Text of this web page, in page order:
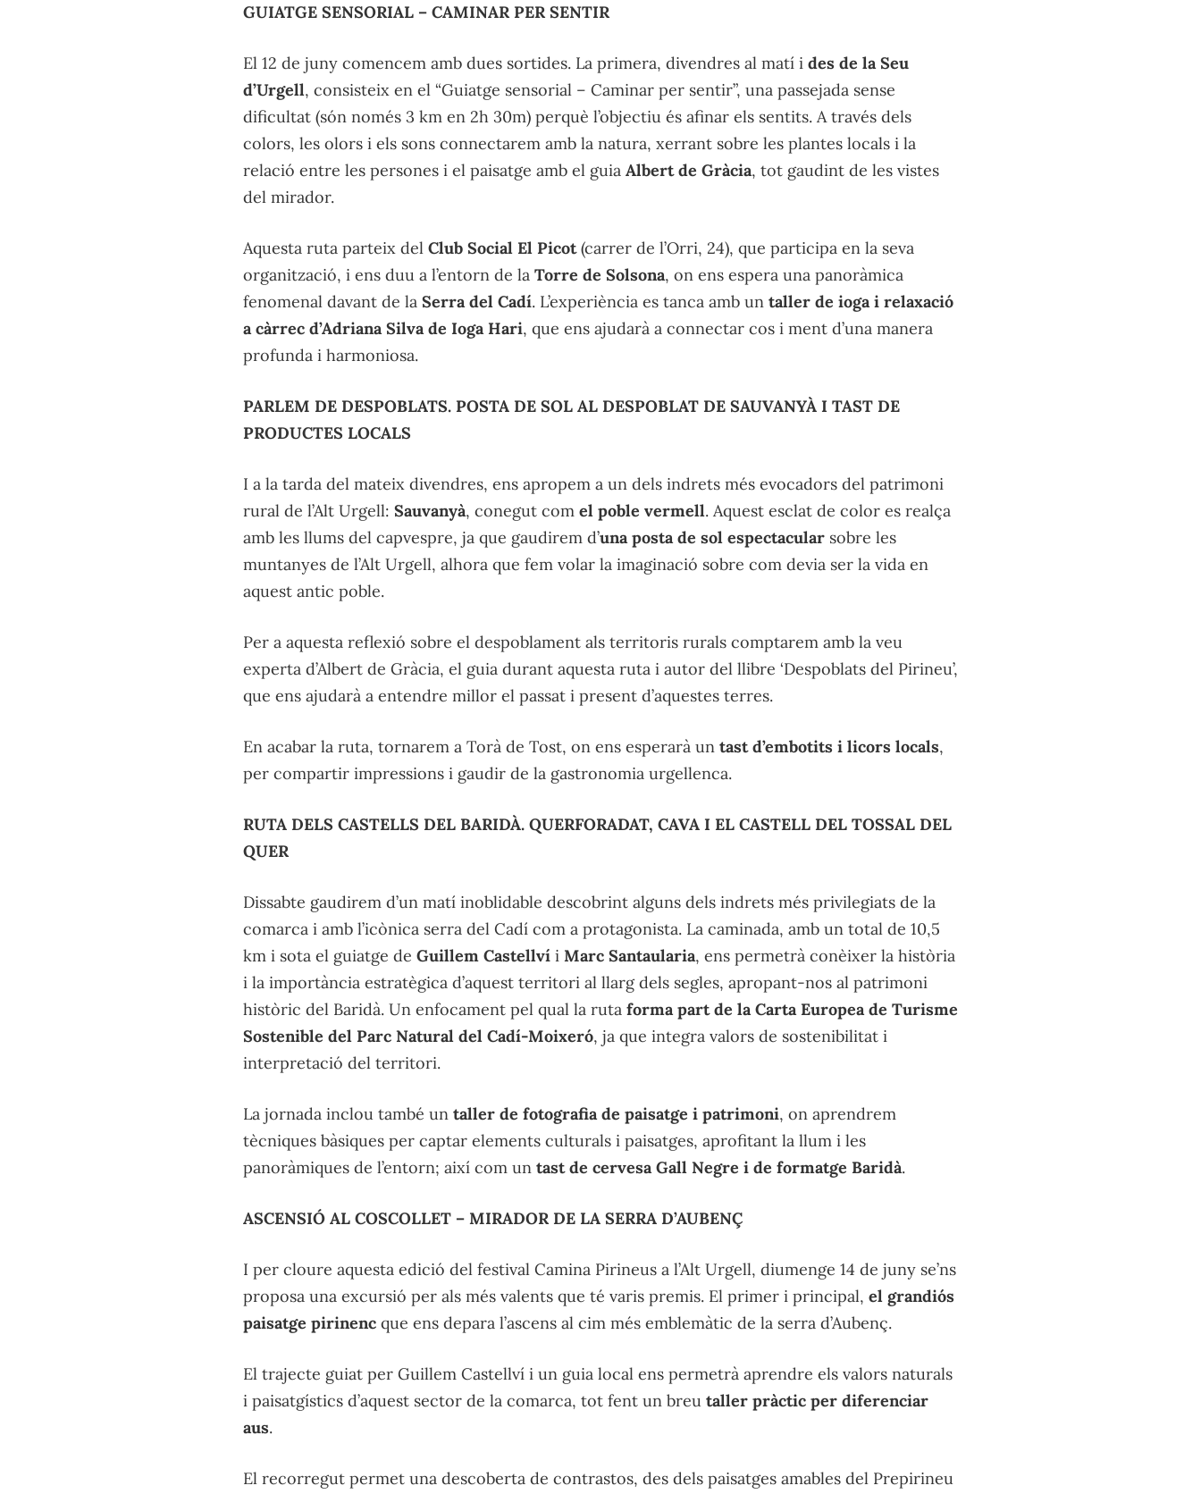
GUIATGE SENSORIAL – CAMINAR PER SENTIR
El 12 de juny comencem amb dues sortides. La primera, divendres al matí i des de la Seu
d’Urgell, consisteix en el “Guiatge sensorial – Caminar per sentir”, una passejada sense
dificultat (són només 3 km en 2h 30m) perquè l’objectiu és afinar els sentits. A través dels
colors, les olors i els sons connectarem amb la natura, xerrant sobre les plantes locals i la
relació entre les persones i el paisatge amb el guia Albert de Gràcia, tot gaudint de les vistes
del mirador.
Aquesta ruta parteix del Club Social El Picot(carrer de l’Orri, 24), que participa en la seva
organització, i ens duu a l’entorn de la Torre de Solsona, on ens espera una panoràmica
fenomenal davant de la Serra del Cadí. L’experiència es tanca amb un taller de ioga i relaxació
a càrrec d’Adriana Silva de Ioga Hari, que ens ajudarà a connectar cos i ment d’una manera
profunda i harmoniosa.
PARLEM DE DESPOBLATS. POSTA DE SOL AL DESPOBLAT DE SAUVANYÀ I TAST DE
PRODUCTES LOCALS
I a la tarda del mateix divendres, ens apropem a un dels indrets més evocadors del patrimoni
rural de l’Alt Urgell: Sauvanyà, conegut com el poble vermell. Aquest esclat de color es realça
amb les llums del capvespre, ja que gaudirem d’una posta de sol espectacular sobre les
muntanyes de l’Alt Urgell, alhora que fem volar la imaginació sobre com devia ser la vida en
aquest antic poble.
Per a aquesta reflexió sobre el despoblament als territoris rurals comptarem amb la veu
experta d’Albert de Gràcia, el guia durant aquesta ruta i autor del llibre ‘Despoblats del Pirineu’,
que ens ajudarà a entendre millor el passat i present d’aquestes terres.
En acabar la ruta, tornarem a Torà de Tost, on ens esperarà un tast d’embotits i licors locals,
per compartir impressions i gaudir de la gastronomia urgellenca.
RUTA DELS CASTELLS DEL BARIDÀ. QUERFORADAT, CAVA I EL CASTELL DEL TOSSAL DEL
QUER
Dissabte gaudirem d’un matí inoblidable descobrint alguns dels indrets més privilegiats de la
comarca i amb l’icònica serra del Cadí com a protagonista. La caminada, amb un total de 10,5
km i sota el guiatge de Guillem Castellví i Marc Santaularia, ens permetrà conèixer la història
i la importància estratègica d’aquest territori al llarg dels segles, apropant-nos al patrimoni
històric del Baridà. Un enfocament pel qual la ruta forma part de la Carta Europea de Turisme
Sostenible del Parc Natural del Cadí-Moixeró, ja que integra valors de sostenibilitat i
interpretació del territori.
La jornada inclou també un taller de fotografia de paisatge i patrimoni, on aprendrem
tècniques bàsiques per captar elements culturals i paisatges, aprofitant la llum i les
panoràmiques de l’entorn; així com un tast de cervesa Gall Negre i de formatge Baridà.
ASCENSIÓ AL COSCOLLET – MIRADOR DE LA SERRA D’AUBENÇ
I per cloure aquesta edició del festival Camina Pirineus a l’Alt Urgell, diumenge 14 de juny se’ns
proposa una excursió per als més valents que té varis premis. El primer i principal, el grandiós
paisatge pirinenc que ens depara l’ascens al cim més emblemàtic de la serra d’Aubenç.
El trajecte guiat per Guillem Castellví i un guia local ens permetrà aprendre els valors naturals
i paisatgístics d’aquest sector de la comarca, tot fent un breu taller pràctic per diferenciar
aus.
El recorregut permet una descoberta de contrastos, des dels paisatges amables del Prepirineu